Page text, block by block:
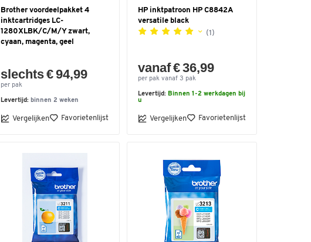
Brother voordeelpakket 4
inktcartridges LC-
1280XLBK/C/M/Y zwart,
cyaan, magenta, geel
slechts € 94,99
per pak
Levertijd: binnen 2 weken
Vergelijken Favorietenlijst
HP inktpatroon HP C8842A
versatile black
(1)
vanaf € 36,99
per pak vanaf 3 pak
Levertijd: Binnen 1-2 werkdagen bij
u
Vergelijken Favorietenlijst